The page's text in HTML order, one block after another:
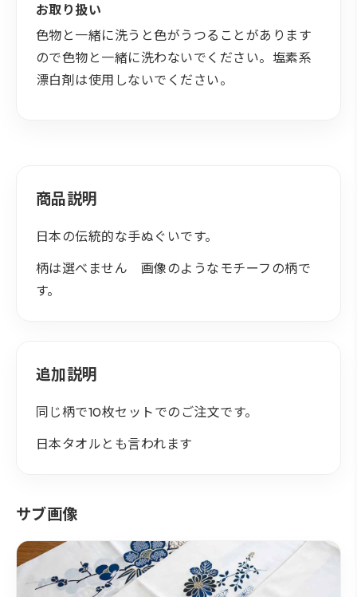
お取り扱い
色物と一緒に洗うと色がうつることがあります
ので色物と一緒に洗わないでください。塩素系
漂白剤は使用しないでください。
商品説明
日本の伝統的な手ぬぐいです。
柄は選べません 画像のようなモチーフの柄で
す。
追加説明
同じ柄で10枚セットでのご注文です。
日本タオルとも言われます
サブ画像